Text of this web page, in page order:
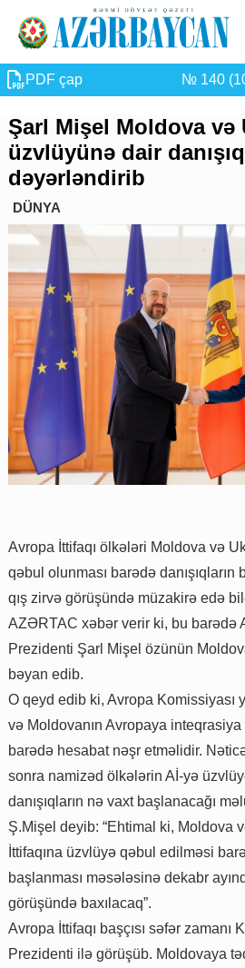
PDF çap № 140
Şarl Mişel Moldova və
üzvlüyünə dair
dəyərləndirib
DÜNYA
Avropa İttifaqı ölkələri Moldova və
qəbul olunması barədə
qış zirvə görüşündə müzakirə edə
AZƏRTAC xəbər verir ki, bu barədə
Prezidenti Şarl Mişel özünün
bəyan edib.
O qeyd edib ki, Avropa Komissiyası
və Moldovanın Avropaya
barədə hesabat nəşr etməlidir.
sonra namizəd ölkələrin Aİ-yə
danışıqların nə vaxt başlanacağı
Ş.Mişel deyib: “Ehtimal ki, Moldova
İttifaqına üzvlüyə qəbul edilməsi
başlanması məsələsinə dekabr
görüşündə baxılacaq”.
Avropa İttifaqı başçısı səfər zamanı
Prezidenti ilə görüşüb. Moldovaya